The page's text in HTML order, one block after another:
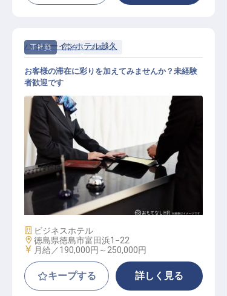
正社員 宿泊 フロント
フロント
ハイパーインホテル越久
お客様の滞在に彩りを加えてみませんか？未経験
者歓迎です
施設業態
ビジネスホテル
勤務地
徳島県徳島市富田浜1−22
給与
月給／190,000円～ 250,000円
キープする 詳しく見る